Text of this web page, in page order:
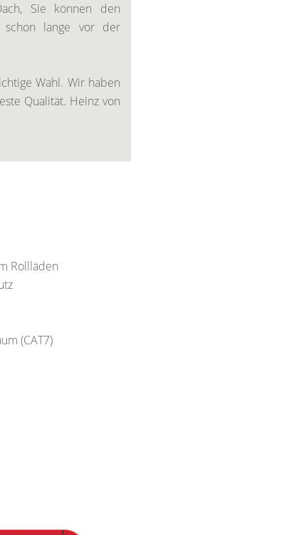
Sie können den
schon lange vor der
Wahl. Wir haben
Qualität. Heinz von
Rollläden
(CAT7)